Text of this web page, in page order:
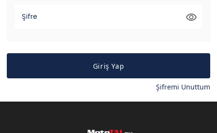
Şifre
Giriş Yap
Şifremi Unuttum